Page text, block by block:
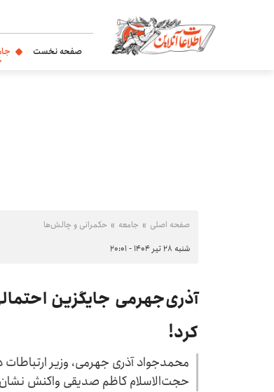
صفحه نخست
صفحه اصلی جامعه حکمرانی و چالش‌ها
شنبه ۲۸ تیر ۱۴۰۴ - ۲۰:۰۱
آذری‌جهرمی جایگزین
کرد!
محمدجواد آذری جهرمی، وزیر
حجت‌الاسلام کاظم صدیقی واکنش